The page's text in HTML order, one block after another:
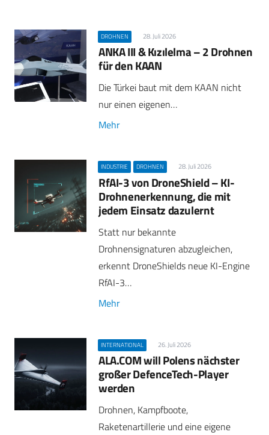
DROHNEN 28. Juli 2026
ANKA III & Kızılelma – 2 Drohnen
für den KAAN
Die Türkei baut mit dem KAAN nicht
nur einen eigenen…
Mehr
INDUSTRIE DROHNEN 28. Juli 2026
RfAI-3 von DroneShield – KI-
Drohnenerkennung, die mit
jedem Einsatz dazulernt
Statt nur bekannte
Drohnensignaturen abzugleichen,
erkennt DroneShields neue KI-Engine
RfAI-3…
Mehr
INTERNATIONAL 26. Juli 2026
ALA.COM will Polens nächster
großer DefenceTech-Player
werden
Drohnen, Kampfboote,
Raketenartillerie und eine eigene